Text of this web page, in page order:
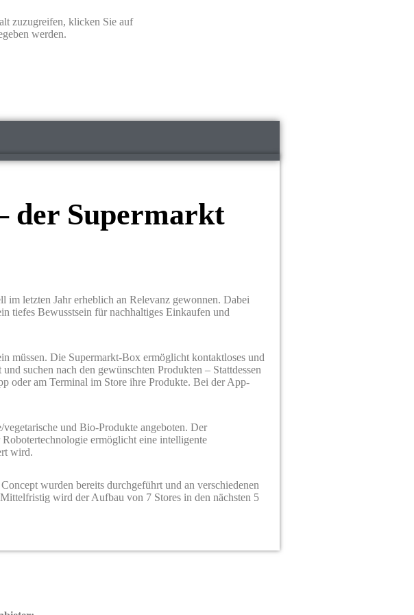
zuzugreifen, klicken Sie auf
werden.
der Supermarkt
im letzten Jahr erheblich an Relevanz gewonnen. Dabei
tiefes Bewusstsein für nachhaltiges Einkaufen und
müssen. Die Supermarkt-Box ermöglicht kontaktloses und
suchen nach den gewünschten Produkten – Stattdessen
oder am Terminal im Store ihre Produkte. Bei der App-
und Bio-Produkte angeboten. Der
ermöglicht eine intelligente
wird.
wurden bereits durchgeführt und an verschiedenen
wird der Aufbau von 7 Stores in den nächsten 5